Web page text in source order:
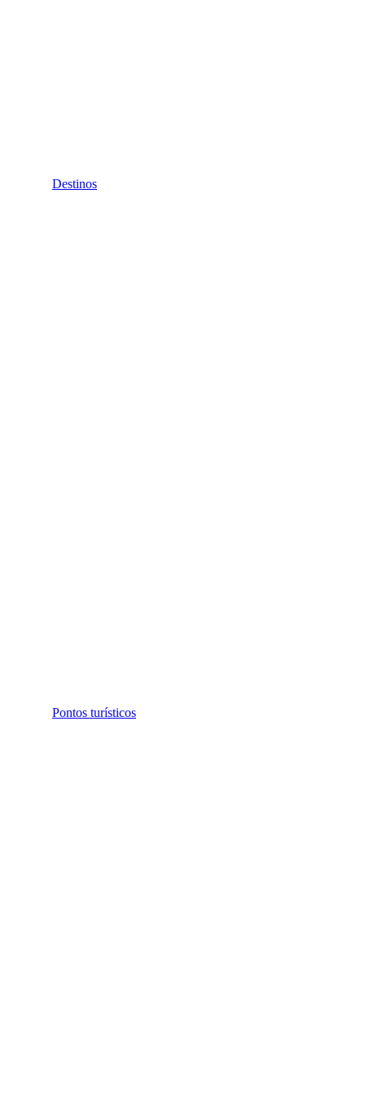
Destinos
Pontos turísticos